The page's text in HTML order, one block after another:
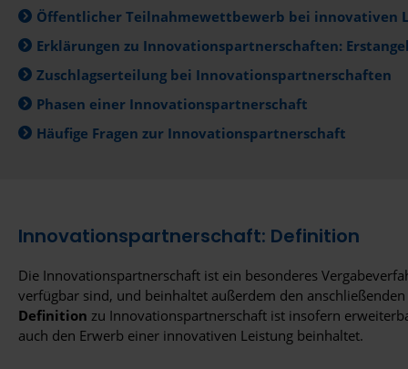
Öffentlicher Teilnahmewettbewerb bei innovativen
Erklärungen zu Innovationspartnerschaften:
Zuschlagserteilung bei Innovationspartnerschaften
Phasen einer Innovationspartnerschaft
Häufige Fragen zur Innovationspartnerschaft
Innovationspartnerschaft: Definition
Die Innovationspartnerschaft ist ein besonderes
verfügbar sind, und beinhaltet außerdem den
Definition zu Innovationspartnerschaft ist insofern
auch den Erwerb einer innovativen Leistung beinhaltet.